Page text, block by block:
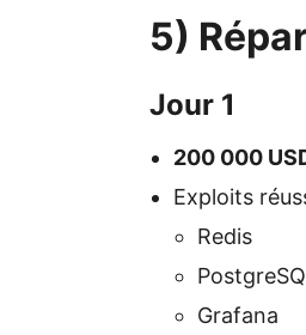
5)
Jour 1
200 000
Exploits
Redis
Grafana